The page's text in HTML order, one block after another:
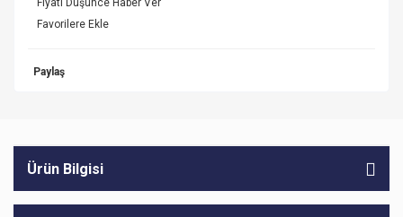
Fiyatı Düşünce Haber Ver
Paylaş
Ürün Bilgisi